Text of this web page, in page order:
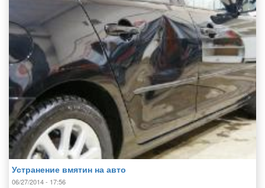
Устранение вмятин на авто
06/27/2014 - 17:56